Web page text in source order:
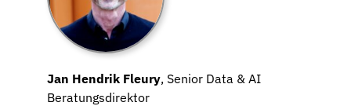
Jan Hendrik Fleury, Senior Data & AI
Beratungsdirektor